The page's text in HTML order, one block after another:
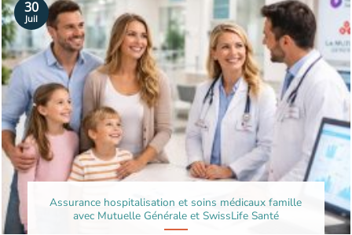
Assurance hospitalisation et soins médicaux famille
avec Mutuelle Générale et SwissLife Santé
30
Juil